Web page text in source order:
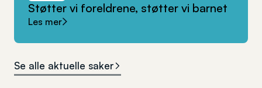
Støtter vi foreldrene, støtter vi barnet
Les mer
Se alle aktuelle saker